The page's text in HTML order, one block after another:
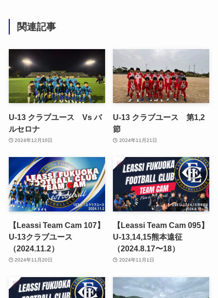
関連記事
U-13 クラブユース Vs バ
ルセロナ
2024年12月10日
U-13 クラブユース 第1,2
節
2024年11月21日
【Leassi Team Cam 107】
U-13クラブユース
（2024.11.2）
2024年11月20日
【Leassi Team Cam 095】
U-13,14,15熊本遠征
（2024.8.17〜18）
2024年11月1日